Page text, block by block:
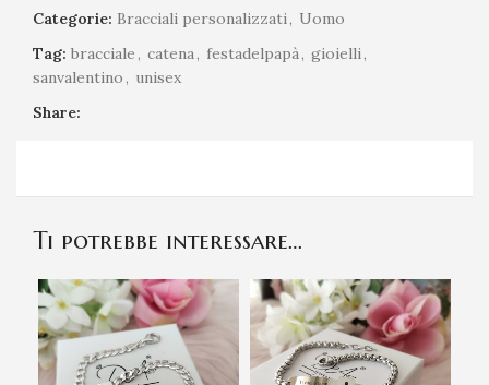
Categorie: Bracciali personalizzati, Uomo
Tag: bracciale, catena, festadelpapà, gioielli,
sanvalentino, unisex
Share:
Ti potrebbe interessare…